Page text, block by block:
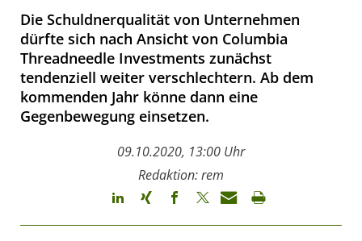
Die Schuldnerqualität von Unternehmen
dürfte sich nach Ansicht von Columbia
Threadneedle Investments zunächst
tendenziell weiter verschlechtern. Ab dem
kommenden Jahr könne dann eine
Gegenbewegung einsetzen.
09.10.2020, 13:00 Uhr
Redaktion: rem